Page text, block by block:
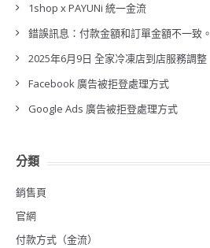
1shop x PAYUNi 統一金流
錯誤訊息：付款金額和訂單金額不一致。
2025年6月9日 全家冷凍店到店服務調整
Facebook 廣告被拒登處理方式
Google Ads 廣告被拒登處理方式
分類
銷售頁
官網
付款方式（金流）